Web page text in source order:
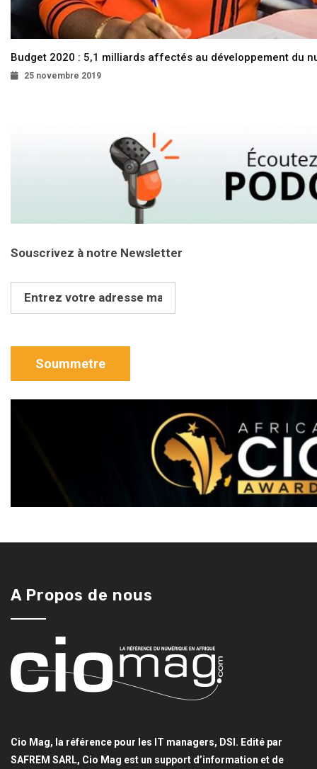
Budget 2020 : 5,1 milliards affectés au développement du
25 novembre 2019
Souscrivez à notre Newsletter
A Propos de nous
Cio Mag, la référence pour les IT managers, DSI. Edité par
SAFREM SARL, Cio Mag est un support d’information et de